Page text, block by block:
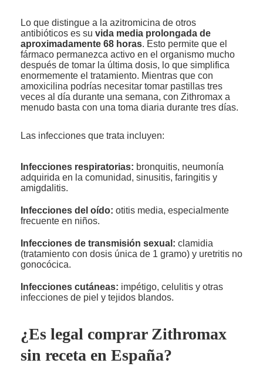
Lo que distingue a la azitromicina de otros
antibióticos es su vida media prolongada de
aproximadamente 68 horas. Esto permite que el
fármaco permanezca activo en el organismo mucho
después de tomar la última dosis, lo que simplifica
enormemente el tratamiento. Mientras que con
amoxicilina podrías necesitar tomar pastillas tres
veces al día durante una semana, con Zithromax a
menudo basta con una toma diaria durante tres días.
Las infecciones que trata incluyen:
Infecciones respiratorias: bronquitis, neumonía
adquirida en la comunidad, sinusitis, faringitis y
amigdalitis.
Infecciones del oído: otitis media, especialmente
frecuente en niños.
Infecciones de transmisión sexual: clamidia
(tratamiento con dosis única de 1 gramo) y uretritis no
gonocócica.
Infecciones cutáneas: impétigo, celulitis y otras
infecciones de piel y tejidos blandos.
¿Es legal comprar Zithromax
sin receta en España?